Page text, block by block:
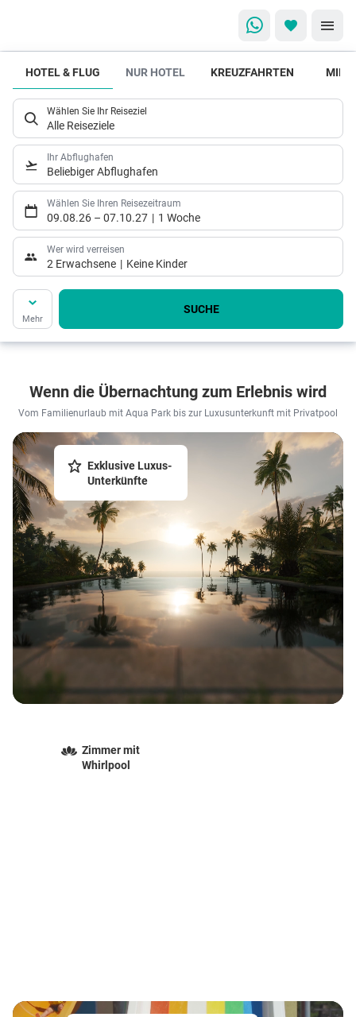
Welche
Unterkunft
ist die
richtige
Wahl?
Hier
kommen
unsere
Hoteltipps
HOTEL & FLUG NUR HOTEL KREUZFAHRTEN
Wählen Sie Ihr Reiseziel
Alle Reiseziele
Ihr Abflughafen
Beliebiger Abflughafen
Wählen Sie Ihren Reisezeitraum
09.08.26 – 07.10.27 1 Woche
Wer wird verreisen
2 Erwachsene Keine Kinder
Mehr
SUCHE
Wenn die Übernachtung zum Erlebnis wird
Vom Familienurlaub mit Aqua Park bis zur Luxusunterkunft mit Privatpool
Exklusive Luxus-
Unterkünfte
Zimmer mit
Whirlpool